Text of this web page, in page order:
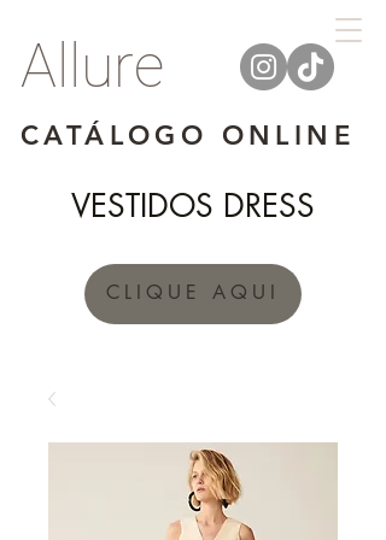
Allure
CATÁLOGO ONLINE
CLIQUE AQUI
VESTIDOS DRESS